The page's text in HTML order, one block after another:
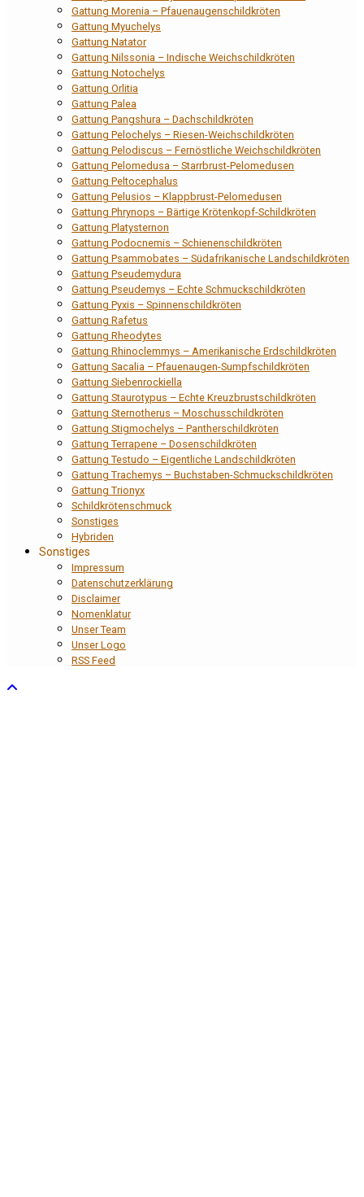
Gattung Morenia – Pfauenaugenschildkröten
Gattung Myuchelys
Gattung Natator
Gattung Nilssonia – Indische Weichschildkröten
Gattung Notochelys
Gattung Orlitia
Gattung Palea
Gattung Pangshura – Dachschildkröten
Gattung Pelochelys – Riesen-Weichschildkröten
Gattung Pelodiscus – Fernöstliche Weichschildkröten
Gattung Pelomedusa – Starrbrust-Pelomedusen
Gattung Peltocephalus
Gattung Pelusios – Klappbrust-Pelomedusen
Gattung Phrynops – Bärtige Krötenkopf-Schildkröten
Gattung Platysternon
Gattung Podocnemis – Schienenschildkröten
Gattung Psammobates – Südafrikanische Landschildkröten
Gattung Pseudemydura
Gattung Pseudemys – Echte Schmuckschildkröten
Gattung Pyxis – Spinnenschildkröten
Gattung Rafetus
Gattung Rheodytes
Gattung Rhinoclemmys – Amerikanische Erdschildkröten
Gattung Sacalia – Pfauenaugen-Sumpfschildkröten
Gattung Siebenrockiella
Gattung Staurotypus – Echte Kreuzbrustschildkröten
Gattung Sternotherus – Moschusschildkröten
Gattung Stigmochelys – Pantherschildkröten
Gattung Terrapene – Dosenschildkröten
Gattung Testudo – Eigentliche Landschildkröten
Gattung Trachemys – Buchstaben-Schmuckschildkröten
Gattung Trionyx
Schildkrötenschmuck
Sonstiges
Hybriden
Sonstiges
Impressum
Datenschutzerklärung
Disclaimer
Nomenklatur
Unser Team
Unser Logo
RSS Feed